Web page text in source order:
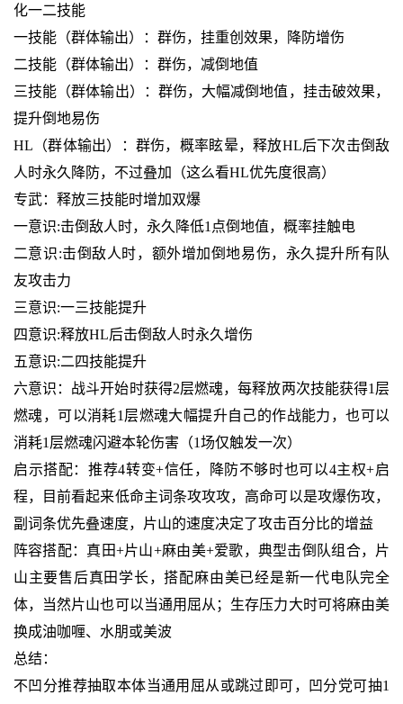
化一二技能
一技能（群体输出）：群伤，挂重创效果，降防增伤
二技能（群体输出）：群伤，减倒地值
三技能（群体输出）：群伤，大幅减倒地值，挂击破效果，
提升倒地易伤
HL（群体输出）：群伤，概率眩晕，释放HL后下次击倒敌
人时永久降防，不过叠加（这么看HL优先度很高）
专武：释放三技能时增加双爆
一意识:击倒敌人时，永久降低1点倒地值，概率挂触电
二意识:击倒敌人时，额外增加倒地易伤，永久提升所有队
友攻击力
三意识:一三技能提升
四意识:释放HL后击倒敌人时永久增伤
五意识:二四技能提升
六意识：战斗开始时获得2层燃魂，每释放两次技能获得1层
燃魂，可以消耗1层燃魂大幅提升自己的作战能力，也可以
消耗1层燃魂闪避本轮伤害（1场仅触发一次）
启示搭配：推荐4转变+信任，降防不够时也可以4主权+启
程，目前看起来低命主词条攻攻攻，高命可以是攻爆伤攻，
副词条优先叠速度，片山的速度决定了攻击百分比的增益
阵容搭配：真田+片山+麻由美+爱歌，典型击倒队组合，片
山主要售后真田学长，搭配麻由美已经是新一代电队完全
体，当然片山也可以当通用屈从；生存压力大时可将麻由美
换成油咖喱、水朋或美波
总结：
不凹分推荐抽取本体当通用屈从或跳过即可，凹分党可抽1